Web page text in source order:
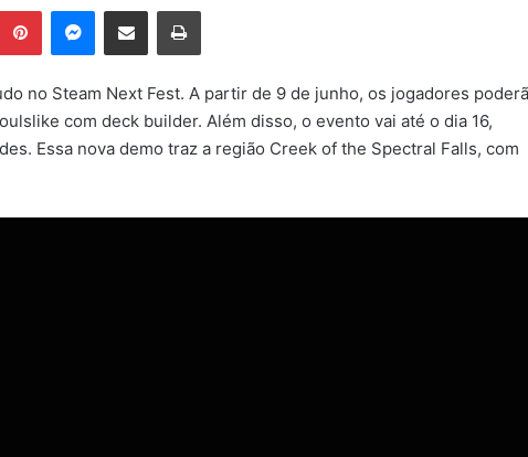
PinterestMessenger
Compartilhar via e-mail Imprimir
no Steam Next Fest. A partir de 9 de junho, os jogadores
com deck builder. Além disso, o evento vai até o dia 16,
Essa nova demo traz a região Creek of the Spectral Falls, com